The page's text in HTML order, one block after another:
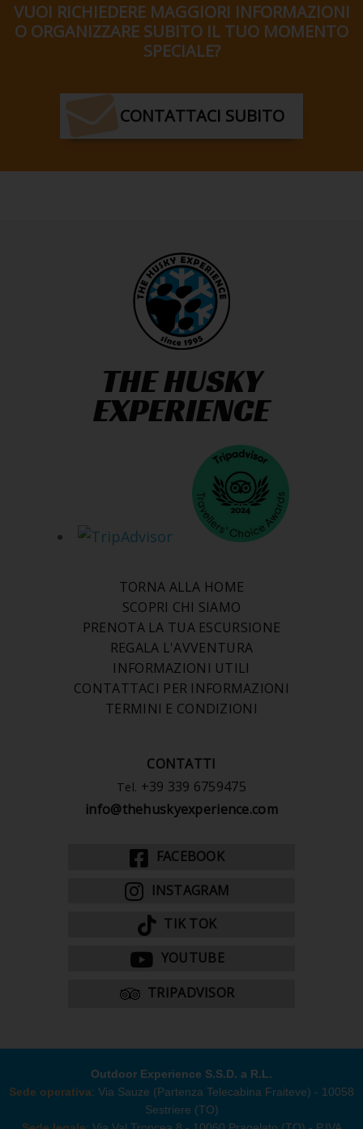
VUOI RICHIEDERE MAGGIORI INFORMAZIONI
O ORGANIZZARE SUBITO IL TUO MOMENTO
SPECIALE?
CONTATTACI SUBITO
THE HUSKY
EXPERIENCE
TORNA ALLA HOME
SCOPRI CHI SIAMO
PRENOTA LA TUA ESCURSIONE
REGALA L'AVVENTURA
INFORMAZIONI UTILI
CONTATTACI PER INFORMAZIONI
TERMINI E CONDIZIONI
CONTATTI
Tel. +39 339 6759475
info@thehuskyexperience.com
FACEBOOK
INSTAGRAM
TIK TOK
YOUTUBE
TRIPADVISOR
Outdoor Experience S.S.D. a R.L.
Sede operativa: Via Sauze (Partenza Telecabina Fraiteve) - 10058
Sestriere (TO)